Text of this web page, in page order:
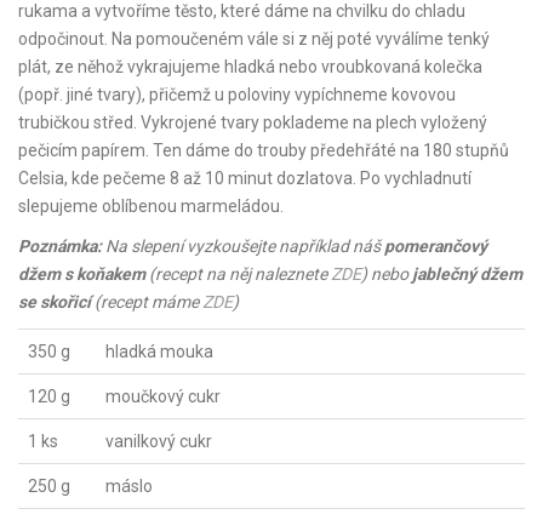
rukama a vytvoříme těsto, které dáme na chvilku do chladu
odpočinout. Na pomoučeném vále si z něj poté vyválíme tenký
plát, ze něhož vykrajujeme hladká nebo vroubkovaná kolečka
(popř. jiné tvary), přičemž u poloviny vypíchneme kovovou
trubičkou střed. Vykrojené tvary poklademe na plech vyložený
pečicím papírem. Ten dáme do trouby předehřáté na 180 stupňů
Celsia, kde pečeme 8 až 10 minut dozlatova. Po vychladnutí
slepujeme oblíbenou marmeládou.
Poznámka:Na slepení vyzkoušejte například nášpomerančový
džem s koňakem(recept na něj nalezneteZDE) nebojablečný džem
se skořicí(recept mámeZDE)
350 g hladká mouka
120 g moučkový cukr
1 ks vanilkový cukr
250 g máslo